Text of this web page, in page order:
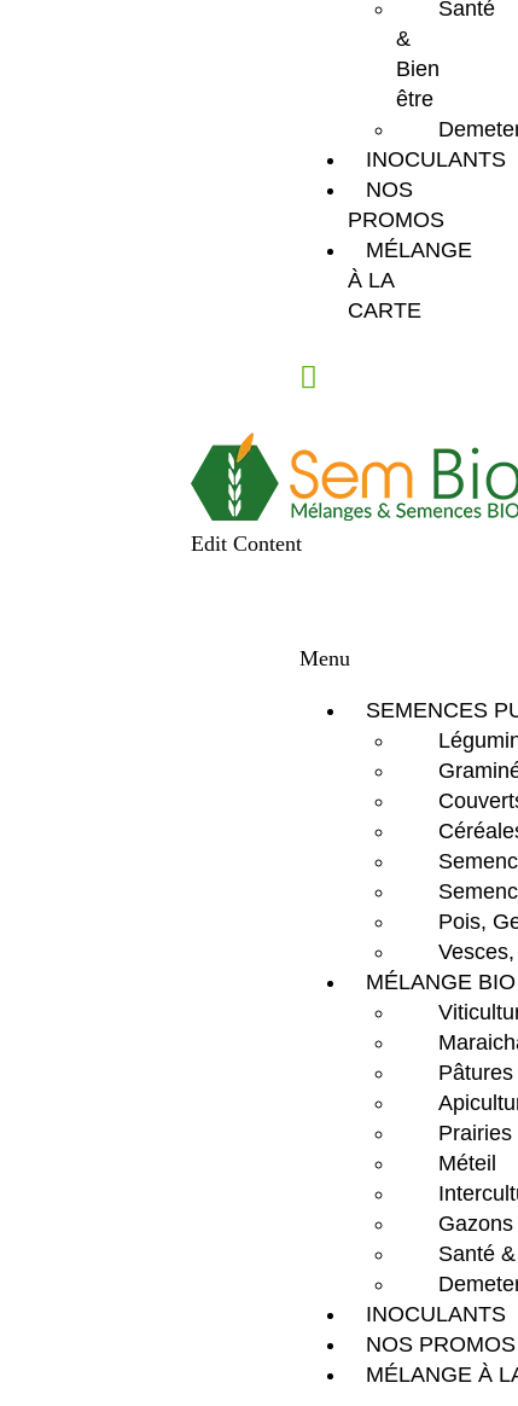
Santé
&
Bien
être
INOCULANTS
NOS
PROMOS
MÉLANGE
À LA
CARTE
Edit Content
Menu
SEMENCES
Pois,
MÉLANGE
Méteil
Gazons
Santé
INOCULANTS
NOS PROMOS
MÉLANGE À